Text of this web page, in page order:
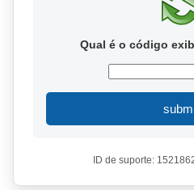
Qual é o código
ID de suporte: